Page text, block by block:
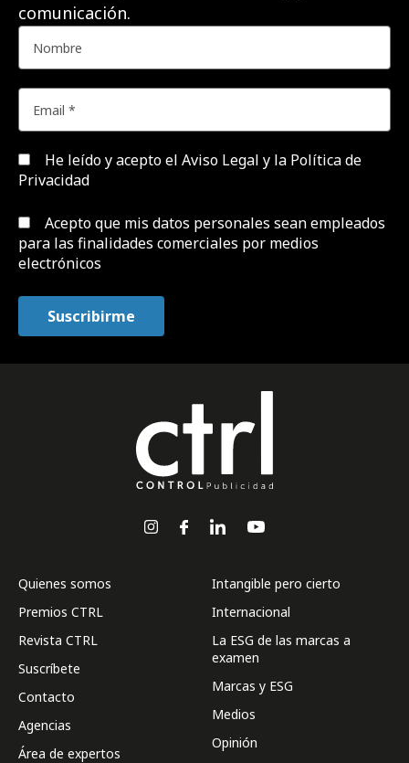
comunicación.
He leído y acepto el Aviso Legal y la Política de
Privacidad
Acepto que mis datos personales sean empleados
para las finalidades comerciales por medios
electrónicos
Quienes somos
Premios CTRL
Revista CTRL
Suscríbete
Contacto
Agencias
Área de expertos
Intangible pero cierto
Internacional
La ESG de las marcas a
examen
Marcas y ESG
Medios
Opinión